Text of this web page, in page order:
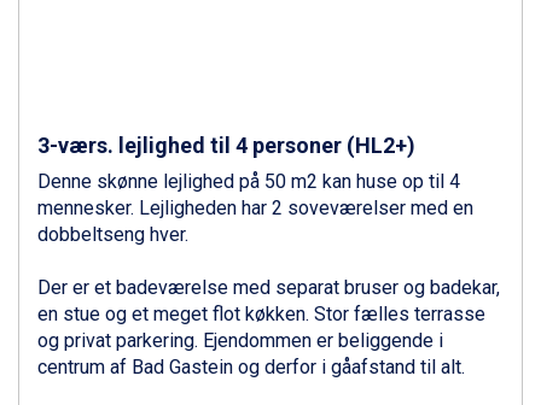
Saalbach fra DKK 5.945
Sölden fra DKK 8.445
Bad Hofgastein fra DKK 5.495
Champoluc fra DKK 3.795
Sestriere fra DKK 4.395
Fieberbrunn fra DKK 6.145
Wagrain fra DKK 4.645
Ischgl fra DKK 7.095
St. Anton fra DKK 7.245
Zell am See fra DKK 4.095
3-værs. lejlighed til 4 personer (HL2+)
Denne skønne lejlighed på 50 m2 kan huse op til 4
mennesker. Lejligheden har 2 soveværelser med en
dobbeltseng hver.
Der er et badeværelse med separat bruser og badekar,
en stue og et meget flot køkken. Stor fælles terrasse
og privat parkering. Ejendommen er beliggende i
centrum af Bad Gastein og derfor i gåafstand til alt.